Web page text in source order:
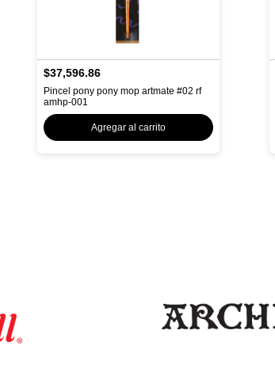
$37,596.86
Pincel pony pony mop artmate #02 rf
amhp-001
Agregar al carrito